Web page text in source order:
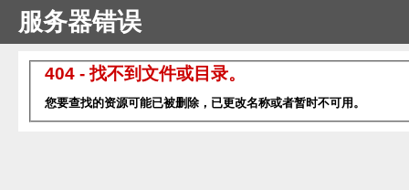
服务器错误
404 - 找不到文件或目录。
您要查找的资源可能已被删除，已更改名称或者暂时不可用。